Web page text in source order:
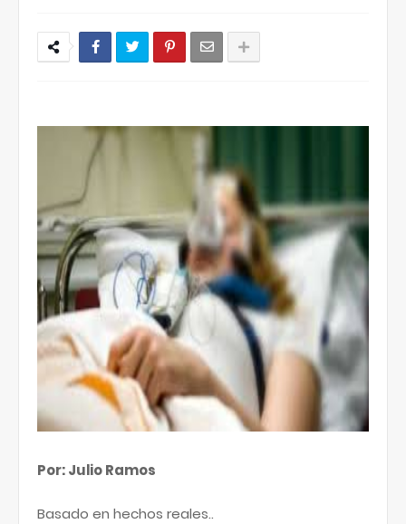
Por: Julio Ramos
Basado en hechos reales..